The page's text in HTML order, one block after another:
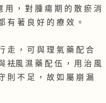
用 ， 對 腫 瘍 期 的 散 瘀 消
有 著 良 好 的 療 效 。
走 ， 可 與 理 氣 藥 配 合
袪風 濕 藥 配 伍 ， 用 治 風
則 不 足 ， 故 如 屬 崩 漏